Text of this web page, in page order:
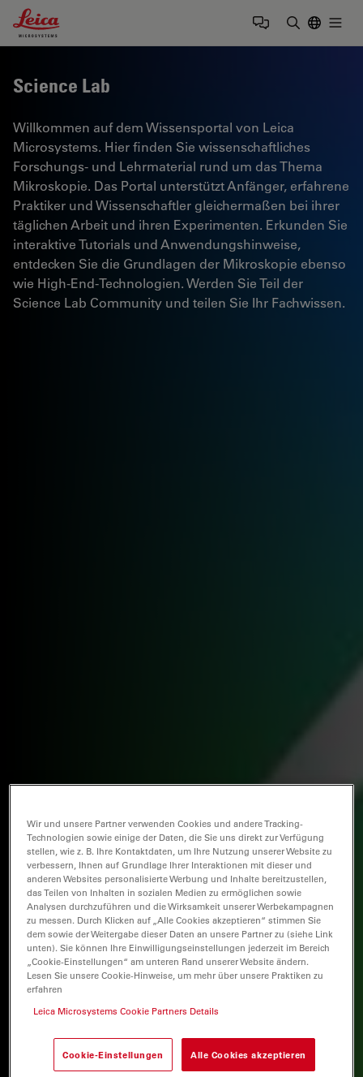
Leica Microsystems Logo
Science Lab
Willkommen auf dem Wissensportal von Leica
Microsystems. Hier finden Sie wissenschaftliches
Forschungs- und Lehrmaterial rund um das Thema
Mikroskopie. Das Portal unterstützt Anfänger, erfahrene
Praktiker und Wissenschaftler gleichermaßen bei ihrer
täglichen Arbeit und ihren Experimenten. Erkunden Sie
interaktive Tutorials und Anwendungshinweise,
entdecken Sie die Grundlagen der Mikroskopie ebenso
wie High-End-Technologien. Werden Sie Teil der
Science Lab Community und teilen Sie Ihr Fachwissen.
Wir und unsere Partner verwenden Cookies und andere Tracking-
Technologien sowie einige der Daten, die Sie uns direkt zur Verfügung
stellen, wie z. B. Ihre Kontaktdaten, um Ihre Nutzung unserer Website zu
verbessern, Ihnen auf Grundlage Ihrer Interaktionen mit dieser und
anderen Websites personalisierte Werbung und Inhalte bereitzustellen,
das Teilen von Inhalten in sozialen Medien zu ermöglichen sowie
Analysen durchzuführen und die Wirksamkeit unserer Werbekampagnen
zu messen. Durch Klicken auf „Alle Cookies akzeptieren“ stimmen Sie
dem sowie der Weitergabe dieser Daten an unsere Partner zu (siehe Link
unten). Sie können Ihre Einwilligungseinstellungen jederzeit im Bereich
„Cookie-Einstellungen“ am unteren Rand unserer Website ändern.
Lesen Sie unsere Cookie-Hinweise, um mehr über unsere Praktiken zu
erfahren
Leica Microsystems Cookie Partners Details
Cookie-Einstellungen Alle Cookies akzeptieren